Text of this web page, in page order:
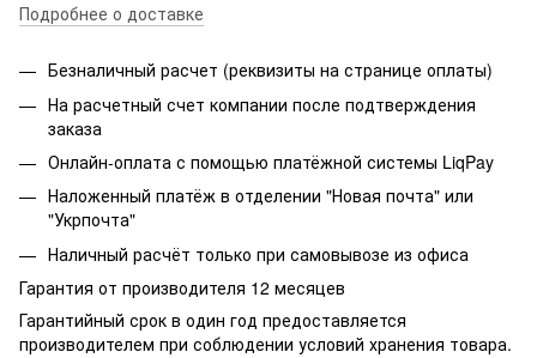
Подробнее о доставке
Безналичный расчет (реквизиты на странице оплаты)
На расчетный счет компании после подтверждения
заказа
Онлайн-оплата с помощью платёжной системы LiqPay
Наложенный платёж в отделении "Новая почта" или
"Укрпочта"
Наличный расчёт только при самовывозе из офиса
Гарантия от производителя 12 месяцев
Гарантийный срок в один год предоставляется
производителем при соблюдении условий хранения товара.